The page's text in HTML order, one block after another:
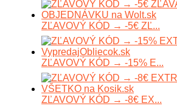
ZĽAVOVÝ KÓD → -5€ ZĽ...
ZĽAVOVÝ KÓD → -15% E...
ZĽAVOVÝ KÓD → -8€ EX...